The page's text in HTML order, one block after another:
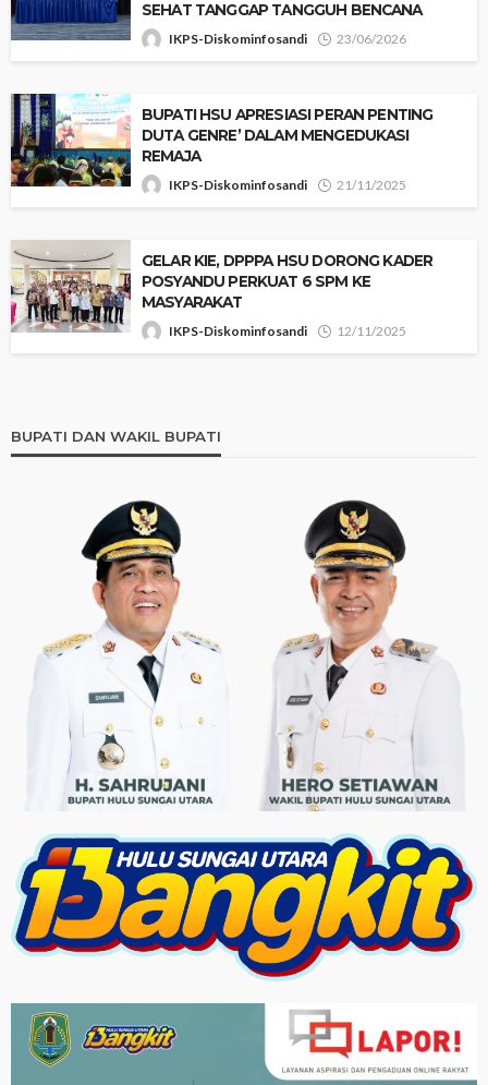
SEHAT TANGGAP TANGGUH BENCANA ‎
IKPS-Diskominfosandi 23/06/2026
BUPATI HSU APRESIASI PERAN PENTING
DUTA GENRE’ DALAM MENGEDUKASI
REMAJA
IKPS-Diskominfosandi 21/11/2025
GELAR KIE, DPPPA HSU DORONG KADER
POSYANDU PERKUAT 6 SPM KE
MASYARAKAT
IKPS-Diskominfosandi 12/11/2025
BUPATI DAN WAKIL BUPATI